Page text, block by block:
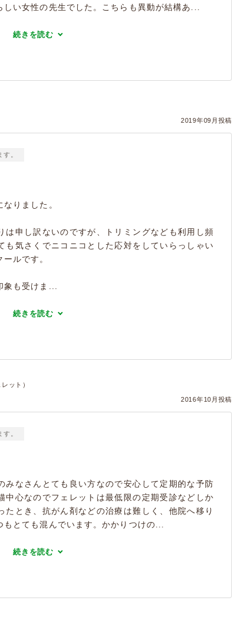
い女性の先生でした。こちらも異動が結構あ...
続きを読む
2019年09月投稿
。
りました。
は申し訳ないのですが、トリミングなども利用し頻
も気さくでニコニコとした応対をしていらっしゃい
ルです。
も受けま...
続きを読む
ット）
2016年10月投稿
。
みなさんとても良い方なので安心して定期的な予防
中心なのでフェレットは最低限の定期受診などしか
たとき、抗がん剤などの治療は難しく、他院へ移り
とても混んでいます。かかりつけの...
続きを読む